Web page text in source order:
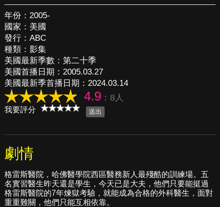
年份：2005-
國家：美國
發行：ABC
種類：影集
美國最新季數：第二十季
美國首播日期：2005.03.27
美國最新季首播日期：2024.03.14
4.9：8人
我要評分
劇情
格雷斯醫院，哈佛醫學院西區醫務新人最殘酷的訓練場。五
名實習醫生昨天還是學生，今天已是大夫，他們只要能挺過
格雷斯醫院的7年煉獄考驗，就能成為合格的外科醫生，面對
重重難關，他們只能互相依靠。